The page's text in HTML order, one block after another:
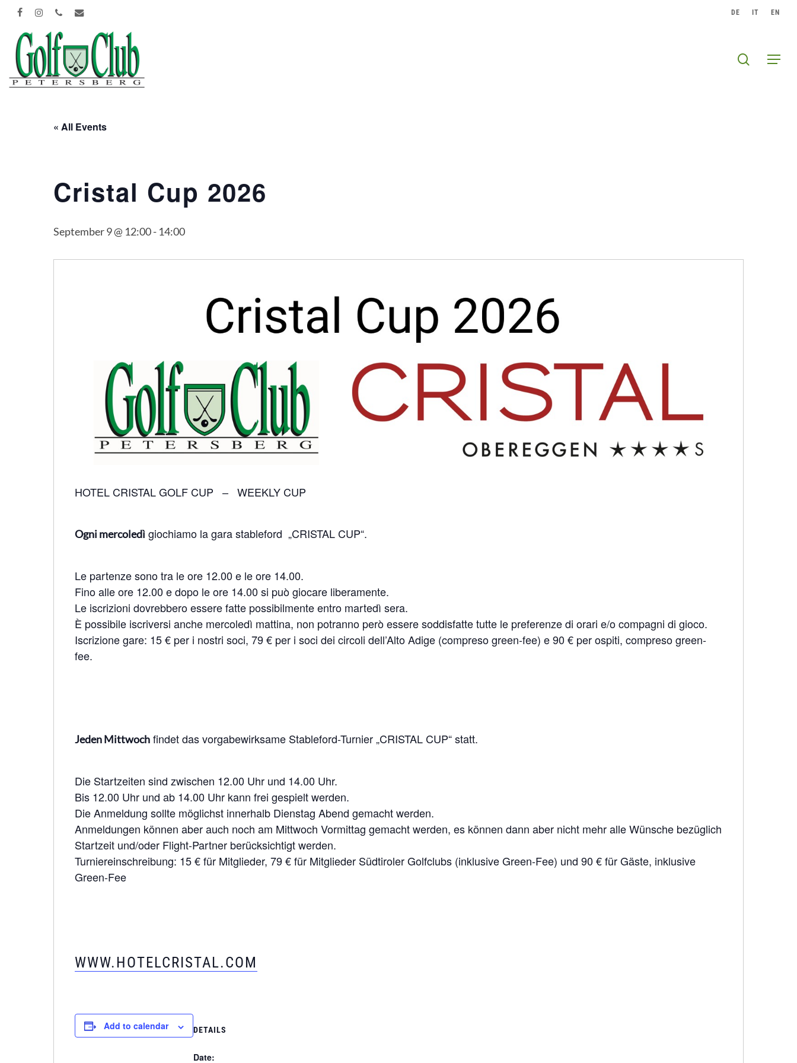
Skip
main
content
DE IT EN
Hit enter to search or ESC to close
Menu
search
« All Events
Cristal Cup 2026
September 9 @ 12:00- 14:00
HOTEL CRISTAL GOLF CUP – WEEKLY CUP
Ogni mercoledì giochiamo la gara stableford „CRISTAL CUP“.
Le partenze sono tra le ore 12.00 e le ore 14.00.
Fino alle ore 12.00 e dopo le ore 14.00 si può giocare liberamente.
Le iscrizioni dovrebbero essere fatte possibilmente entro martedì sera.
È possibile iscriversi anche mercoledì mattina, non potranno però essere soddisfatte tutte le preferenze di orari e/o compagni di gioco.
Iscrizione gare: 15 € per i nostri soci, 79 € per i soci dei circoli dell’Alto Adige (compreso green-fee) e 90 € per ospiti, compreso green-
fee.
Jeden Mittwoch findet das vorgabewirksame Stableford-Turnier „CRISTAL CUP“ statt.
Die Startzeiten sind zwischen 12.00 Uhr und 14.00 Uhr.
Bis 12.00 Uhr und ab 14.00 Uhr kann frei gespielt werden.
Die Anmeldung sollte möglichst innerhalb Dienstag Abend gemacht werden.
Anmeldungen können aber auch noch am Mittwoch Vormittag gemacht werden, es können dann aber nicht mehr alle Wünsche bezüglich
Startzeit und/oder Flight-Partner berücksichtigt werden.
Turniereinschreibung: 15 € für Mitglieder, 79 € für Mitglieder Südtiroler Golfclubs (inklusive Green-Fee) und 90 € für Gäste, inklusive
Green-Fee
WWW.HOTELCRISTAL.COM
Add to calendar DETAILS
Date: